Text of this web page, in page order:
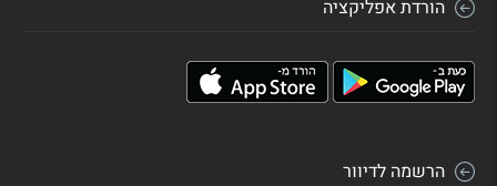
הורדת אפליקציה
הרשמה לדיוור